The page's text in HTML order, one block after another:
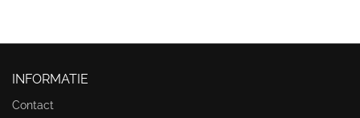
INFORMATIE
Contact